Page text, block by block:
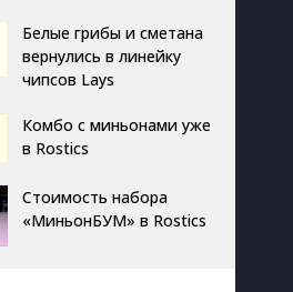
Белые грибы и сметана
вернулись в линейку
чипсов Lays
Комбо с миньонами уже
в Rostics
Стоимость набора
«МиньонБУМ» в Rostics